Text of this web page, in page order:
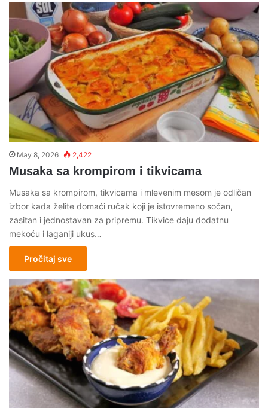
May 8, 2026 2,422
Musaka sa krompirom i tikvicama
Musaka sa krompirom, tikvicama i mlevenim mesom je odličan
izbor kada želite domaći ručak koji je istovremeno sočan,
zasitan i jednostavan za pripremu. Tikvice daju dodatnu
mekoću i laganiji ukus…
Pročitaj sve